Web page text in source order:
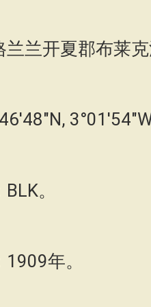
兰开夏郡布莱克
3°01′54″W
。
年。